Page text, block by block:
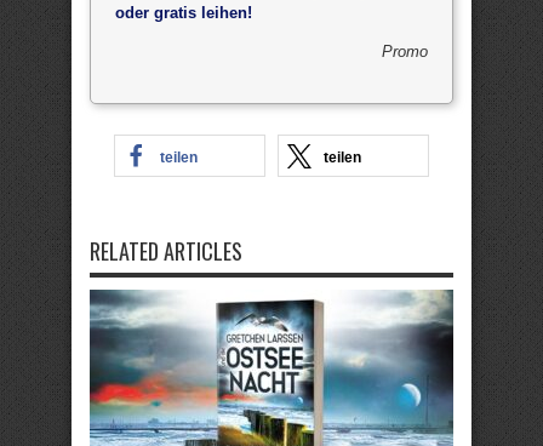
oder gratis leihen!
Promo
teilen teilen
RELATED ARTICLES